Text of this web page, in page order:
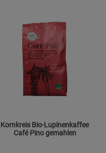
Kornkreis Bio-Lupinenkaffee
Café Pino gemahlen